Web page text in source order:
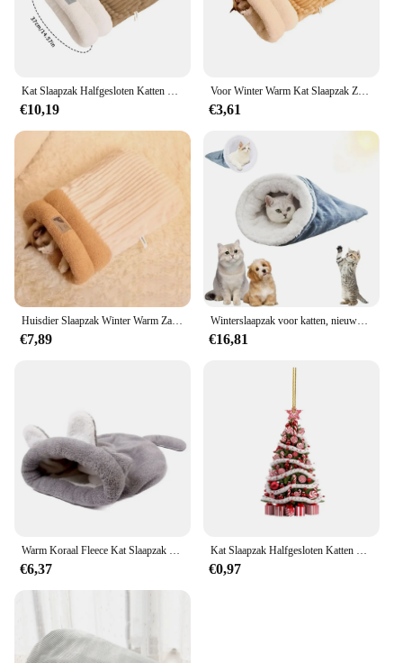
Kat Slaapzak Halfgesloten Katten Honden Warming Pad Zacht Pluche Winter Warm Gezellig Bedden Accessoires Voor Katten Kleine Hond
€10,19
Voor Winter Warm Kat Slaapzak Zacht Pluche Kat Bed Comfortabel Huisdier Bed Voor Katten Kleine Honden Kitten Tunnel Nest Kat Accessor I9H2
€3,61
Huisdier Slaapzak Winter Warm Zacht Pluche Half Gesloten Winddicht Kat Nest Slaapzak Thuis Kat Hond Comfortabel Bed Accessoires
€7,89
Winterslaapzak voor katten, nieuwe kattenslaapzak, zacht pluche groot kattennestbed, warme huisdiermat kattenbed voor binnenkatten en kleine honden
€16,81
Warm Koraal Fleece Kat Slaapzak Bed Voor Puppy Kleine Hond Huisdier Haarloze Kat Mat Bed Kennel Huis Zacht Warm Slaap Bed Huisdier Product
€6,37
Kat Slaapzak Halfgesloten Katten Honden Warming Pad Zacht Pluche Winter Warm Houden Tegen Wind Gezellige Bedden Voor Katten Kleine Hond
€0,97